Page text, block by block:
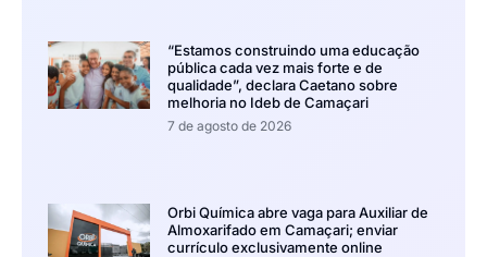
“Estamos construindo uma educação
pública cada vez mais forte e de
qualidade”, declara Caetano sobre
melhoria no Ideb de Camaçari
7 de agosto de 2026
Orbi Química abre vaga para Auxiliar de
Almoxarifado em Camaçari; enviar
currículo exclusivamente online